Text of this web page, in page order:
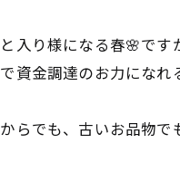
入り様になる春🌸です
資金調達のお力になれ
らでも、古いお品物で